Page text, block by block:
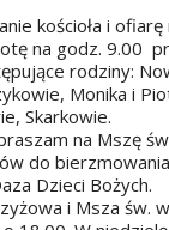
kościoła i ofiarę
na godz. 9.00
rodziny:
Monika i
Skarkowie.
na Mszę
do
Dzieci Bożych.
i Msza św.